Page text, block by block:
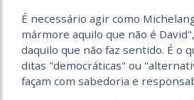
É necessário agir como
mármore aquilo que não é
daquilo que não faz sentido. É o
ditas "democráticas" ou
façam com sabedoria e